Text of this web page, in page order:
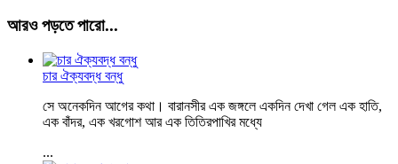
আরও পড়তে পারো...
চার ঐক্যবদ্ধ বন্ধু
সে অনেকদিন আগের কথা। বারানসীর এক জঙ্গলে একদিন দেখা গেল এক হাতি,
এক বাঁদর, এক খরগোশ আর এক তিতিরপাখির মধ্যে
...